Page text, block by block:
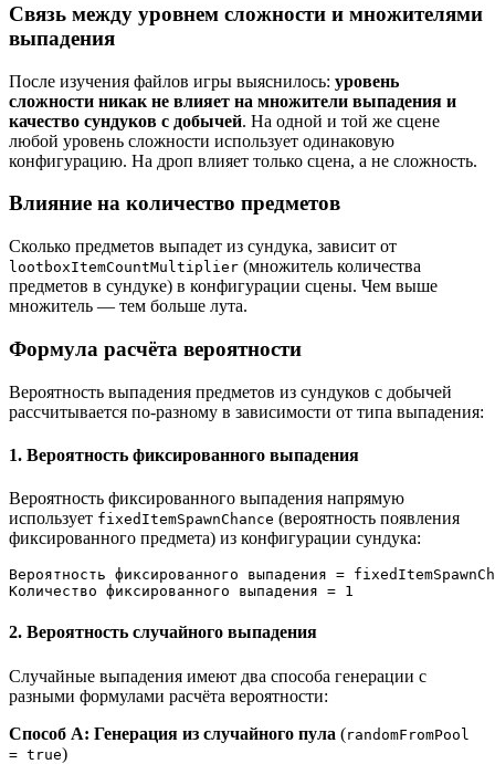
Связь между уровнем сложности и множителями
выпадения
После изучения файлов игры выяснилось: уровень
сложности никак не влияет на множители выпадения и
качество сундуков с добычей. На одной и той же сцене
любой уровень сложности использует одинаковую
конфигурацию. На дроп влияет только сцена, а не сложность.
Влияние на количество предметов
Сколько предметов выпадет из сундука, зависит от
lootboxItemCountMultiplier (множитель количества
предметов в сундуке) в конфигурации сцены. Чем выше
множитель — тем больше лута.
Формула расчёта вероятности
Вероятность выпадения предметов из сундуков с добычей
рассчитывается по-разному в зависимости от типа выпадения:
1. Вероятность фиксированного выпадения
Вероятность фиксированного выпадения напрямую
использует fixedItemSpawnChance (вероятность появления
фиксированного предмета) из конфигурации сундука:
Вероятность фиксированного выпадения =
2. Вероятность случайного выпадения
Случайные выпадения имеют два способа генерации с
разными формулами расчёта вероятности:
Способ A: Генерация из случайного пула (randomFromPool
= true)